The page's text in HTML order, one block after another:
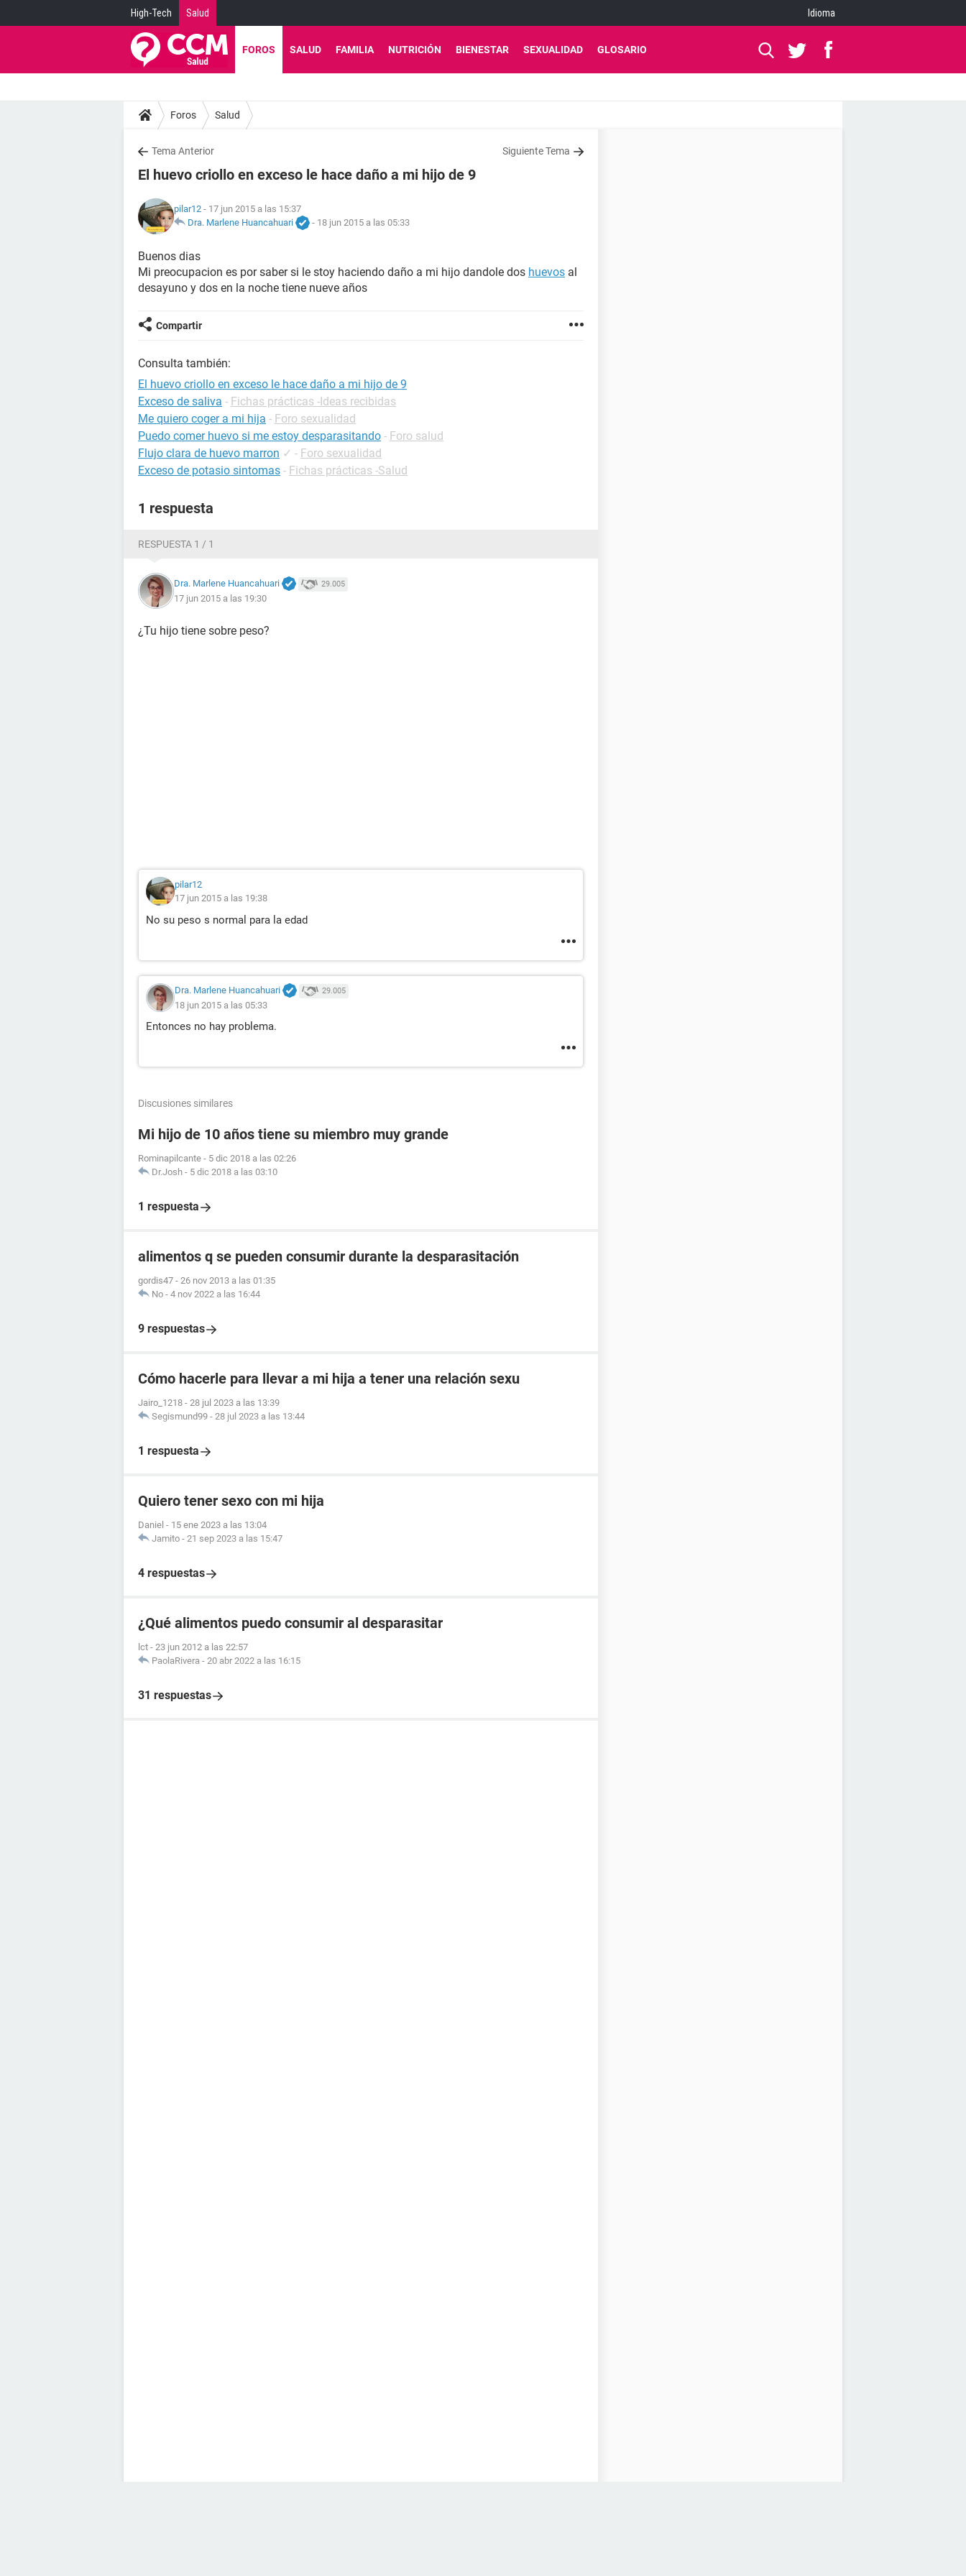
High-Tech Salud Idioma
FOROS SALUD FAMILIA NUTRICIÓN BIENESTAR SEXUALIDAD GLOSARIO
Foros Salud
Tema Anterior Siguiente Tema
El huevo criollo en exceso le hace daño a mi hijo de 9
pilar12 - 17 jun 2015 a las 15:37
Dra. Marlene Huancahuari
- 18 jun 2015 a las 05:33
Buenos dias
Mi preocupacion es por saber si le stoy haciendo daño a mi hijo dandole dos huevos al
desayuno y dos en la noche tiene nueve años
Compartir
Consulta también:
El huevo criollo en exceso le hace daño a mi hijo de 9
Exceso de saliva - Fichas prácticas -Ideas recibidas
Me quiero coger a mi hija - Foro sexualidad
Puedo comer huevo si me estoy desparasitando - Foro salud
Flujo clara de huevo marron ✓ - Foro sexualidad
Exceso de potasio sintomas - Fichas prácticas -Salud
1 respuesta
RESPUESTA 1 / 1
Dra. Marlene Huancahuari 29.005
17 jun 2015 a las 19:30
¿Tu hijo tiene sobre peso?
pilar12
17 jun 2015 a las 19:38
No su peso s normal para la edad
Dra. Marlene Huancahuari 29.005
18 jun 2015 a las 05:33
Entonces no hay problema.
Discusiones similares
Mi hijo de 10 años tiene su miembro muy grande
Rominapilcante - 5 dic 2018 a las 02:26
Dr.Josh - 5 dic 2018 a las 03:10
1 respuesta
alimentos q se pueden consumir durante la desparasitación
gordis47 - 26 nov 2013 a las 01:35
No - 4 nov 2022 a las 16:44
9 respuestas
Cómo hacerle para llevar a mi hija a tener una relación sexu
Jairo_1218 - 28 jul 2023 a las 13:39
Segismund99 - 28 jul 2023 a las 13:44
1 respuesta
Quiero tener sexo con mi hija
Daniel - 15 ene 2023 a las 13:04
Jamito - 21 sep 2023 a las 15:47
4 respuestas
¿Qué alimentos puedo consumir al desparasitar
lct - 23 jun 2012 a las 22:57
PaolaRivera - 20 abr 2022 a las 16:15
31 respuestas